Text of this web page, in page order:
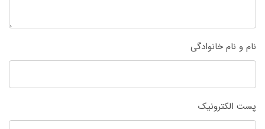
نام و نام خانوادگی
پست الکترونیک